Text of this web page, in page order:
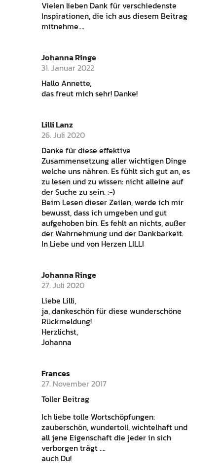
Vielen lieben Dank für verschiedenste
Inspirationen, die ich aus diesem Beitrag
mitnehme….
Johanna Ringe
31. Januar 2022
Hallo Annette,
das freut mich sehr! Danke!
Lilli Lanz
26. Juli 2020
Danke für diese effektive
Zusammensetzung aller wichtigen Dinge
welche uns nähren. Es fühlt sich gut an, es
zu lesen und zu wissen: nicht alleine auf
der Suche zu sein. :-)
Beim Lesen dieser Zeilen, werde ich mir
bewusst, dass ich umgeben und gut
aufgehoben bin. Es fehlt an nichts, außer
der Wahrnehmung und der Dankbarkeit.
In Liebe und von Herzen LILLI
Johanna Ringe
27. Juli 2020
Liebe Lilli,
ja, dankeschön für diese wunderschöne
Rückmeldung!
Herzlichst,
Johanna
Frances
27. November 2017
Toller Beitrag
Ich liebe tolle Wortschöpfungen:
zauberschön, wundertoll, wichtelhaft und
all jene Eigenschaft die jeder in sich
verborgen trägt ….
auch Du!